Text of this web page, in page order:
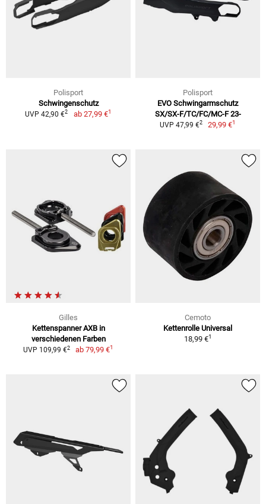
Polisport
Schwingenschutz
UVP 42,90 €2 ab 27,99 €1
Polisport
EVO Schwingarmschutz
SX/SX-F/TC/FC/MC-F 23-
UVP 47,99 €2 29,99 €1
Gilles
Kettenspanner AXB in
verschiedenen Farben
UVP 109,99 €2 ab79,99 €1
Cemoto
Kettenrolle Universal
18,99 €1